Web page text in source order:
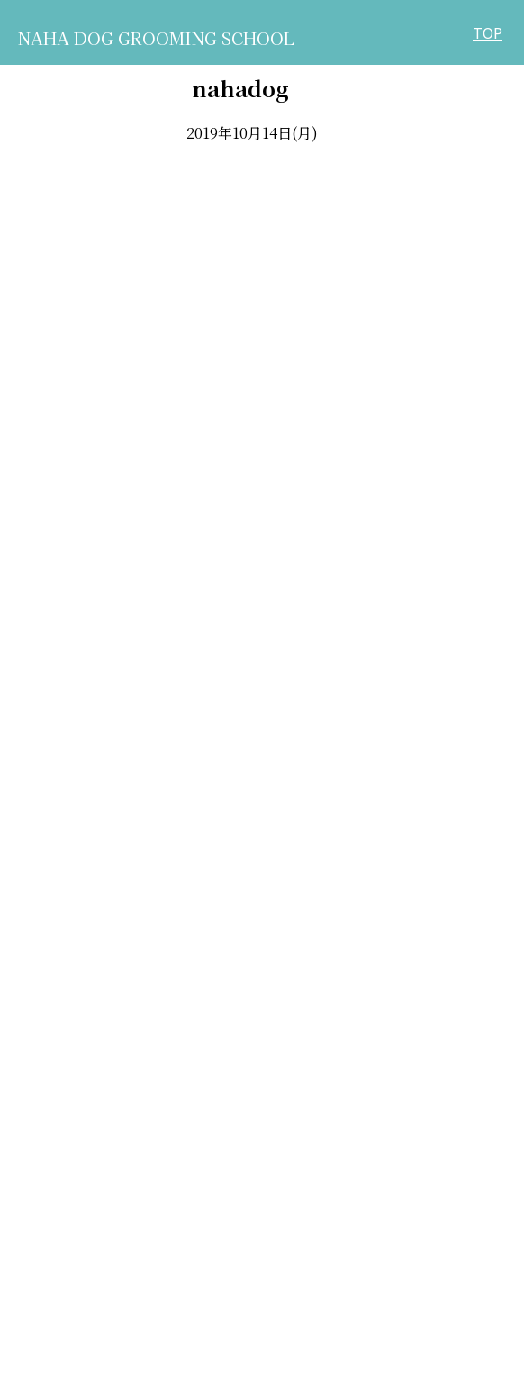
TOP
NAHA DOG GROOMING SCHOOL
nahadog
2019年10月14日(月)